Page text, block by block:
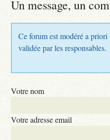
Un message, un
Ce forum est modéré a priori
validée par les responsables.
Votre nom
Votre adresse email